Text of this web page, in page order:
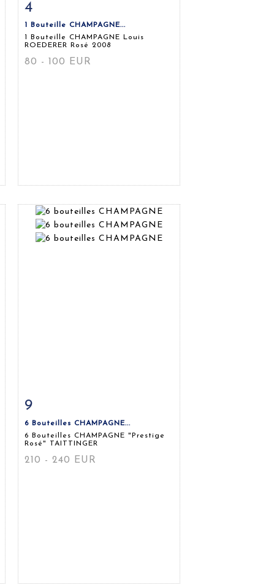
4
1 Bouteille CHAMPAGNE...
1 Bouteille CHAMPAGNE Louis
ROEDERER Rosé 2008
80 - 100 EUR
Fiche détaillée
9
6 Bouteilles CHAMPAGNE...
6 Bouteilles CHAMPAGNE "Prestige
Rosé" TAITTINGER
210 - 240 EUR